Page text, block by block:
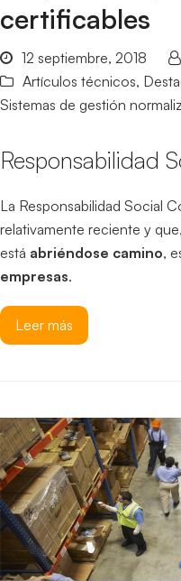
certificables
12 septiembre, 2018
Artículos técnicos,
Sistemas de gestión
Responsabilidad
La Responsabilidad Social
relativamente reciente y
está abriéndose camino,
empresas.
Leer más